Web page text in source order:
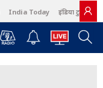
India Today इंडिया टुडे हिंदी